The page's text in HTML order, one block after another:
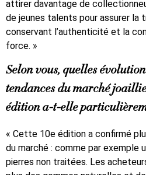
attirer davantage de
de jeunes talents pour assurer la
conservant l’authenticité et la
force. »
Selon vous, quelles
tendances du marché
édition a-t-elle
« Cette 10e édition a confirmé
du marché : comme par exemple
pierres non traitées. Les